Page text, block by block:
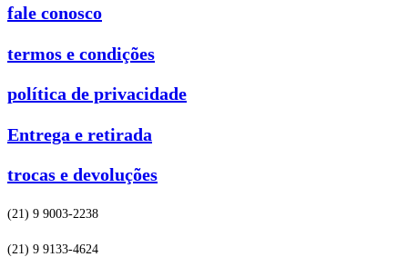
fale conosco
termos e condições
política de privacidade
Entrega e retirada
trocas e devoluções
(21) 9 9003-2238
(21) 9 9133-4624